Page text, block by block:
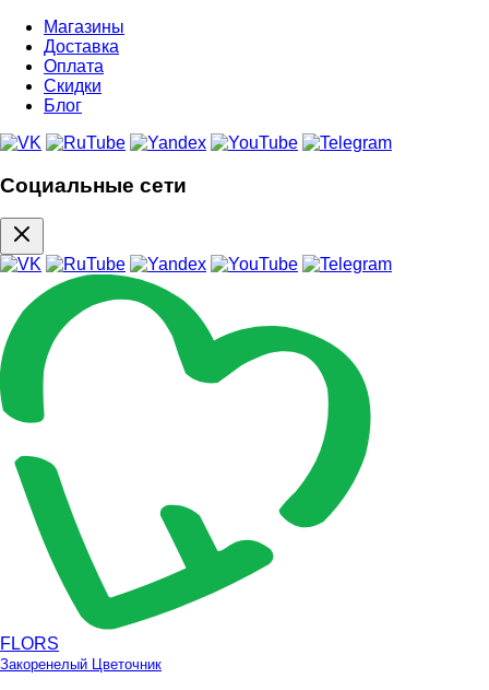
Магазины
Доставка
Оплата
Скидки
Блог
Социальные сети
FLORS
Закоренелый Цветочник